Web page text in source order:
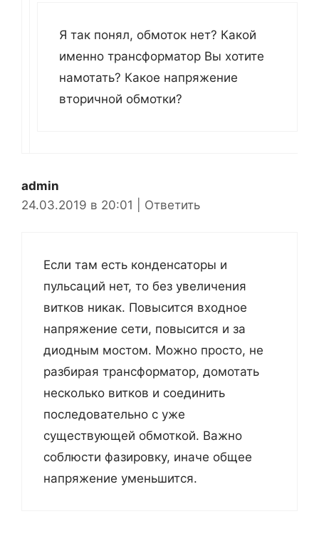
Я так понял, обмоток нет? Какой
именно трансформатор Вы хотите
намотать? Какое напряжение
вторичной обмотки?
admin
24.03.2019 в 20:01
Ответить
Если там есть конденсаторы и
пульсаций нет, то без увеличения
витков никак. Повысится входное
напряжение сети, повысится и за
диодным мостом. Можно просто, не
разбирая трансформатор, домотать
несколько витков и соединить
последовательно с уже
существующей обмоткой. Важно
соблюсти фазировку, иначе общее
напряжение уменьшится.